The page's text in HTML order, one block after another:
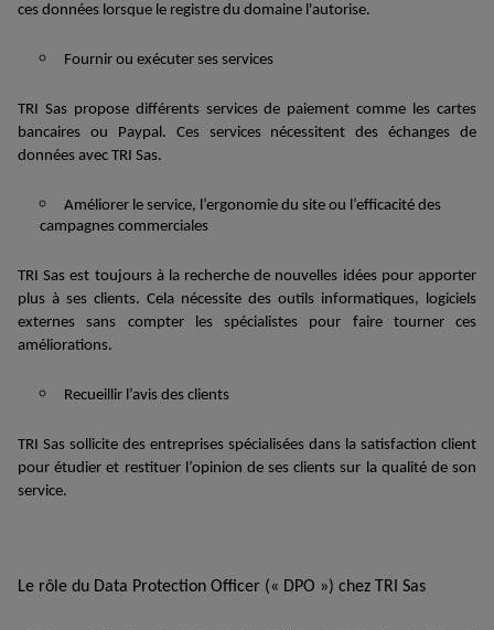
ces données lorsque le registre du domaine l'autorise.
Fournir ou exécuter ses services
TRI Sas propose différents services de paiement comme les cartes
bancaires ou Paypal. Ces services nécessitent des échanges de
données avec TRI Sas.
Améliorer le service, l’ergonomie du site ou l’efficacité des
campagnes commerciales
TRI Sas est toujours à la recherche de nouvelles idées pour apporter
plus à ses clients. Cela nécessite des outils informatiques, logiciels
externes sans compter les spécialistes pour faire tourner ces
améliorations.
Recueillir l’avis des clients
TRI Sas sollicite des entreprises spécialisées dans la satisfaction client
pour étudier et restituer l’opinion de ses clients sur la qualité de son
service.
Le rôl e du Data Protection Officer (« DPO ») chez TRI Sas